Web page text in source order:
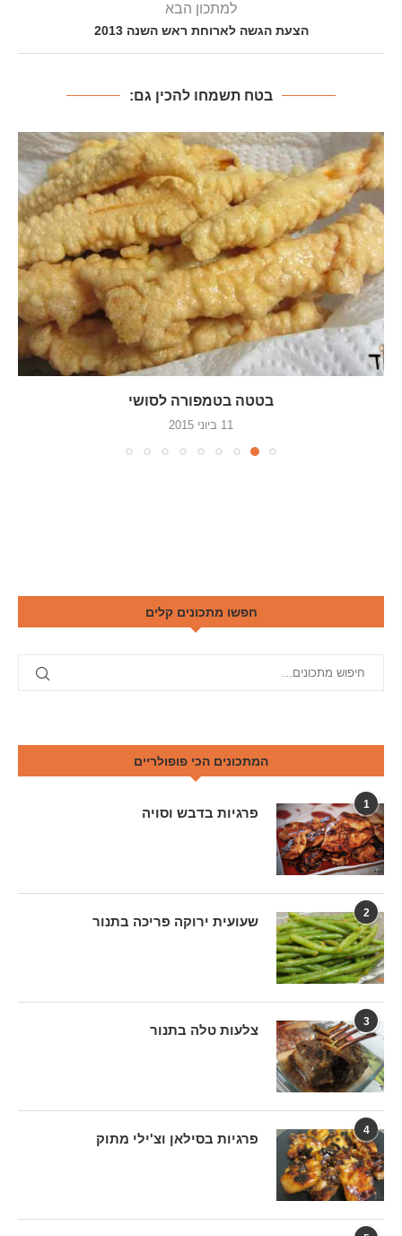
למתכון הבא
הצעת הגשה לארוחת ראש השנה 2013
בטח תשמחו להכין גם:
בטטה בטמפורה לסושי
11 ביוני 2015
חפשו מתכונים קלים
המתכונים הכי פופולריים
1
פרגיות בדבש וסויה
2
שעועית ירוקה פריכה בתנור
3
צלעות טלה בתנור
4
פרגיות בסילאן וצ'ילי מתוק